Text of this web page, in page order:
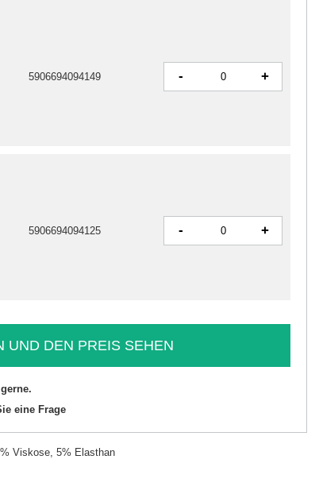
5906694094149 - +
5906694094125 - +
UND DEN PREIS SEHEN
eine Frage
Viskose, 5% Elasthan